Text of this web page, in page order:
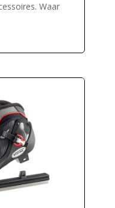
Waar